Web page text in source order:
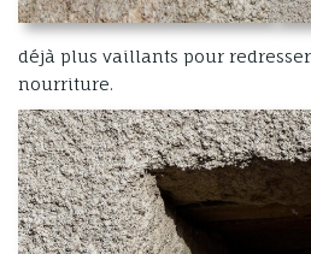
déjà plus vaillants pour
nourriture.